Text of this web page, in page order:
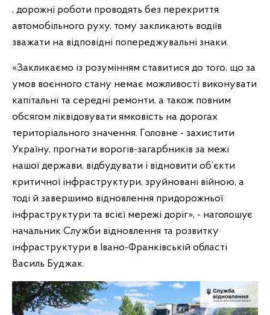
, дорожні роботи проводять без перекриття
автомобільного руху, тому закликають водіїв
зважати на відповідні попереджувальні знаки.
«Закликаємо із розумінням ставитися до того, що за
умов воєнного стану немає можливості виконувати
капітальні та середні ремонти, а також повним
обсягом ліквідовувати ямковість на дорогах
територіального значення. Головне - захистити
Україну, прогнати ворогів-загарбників за межі
нашої держави, відбудувати і відновити об’єкти
критичної інфраструктури, зруйновані війною, а
тоді й завершимо відновлення придорожньої
інфраструктури та всієї мережі доріг», - наголошує
начальник Служби відновлення та розвитку
інфраструктури в Івано-Франківській області
Василь Буджак.